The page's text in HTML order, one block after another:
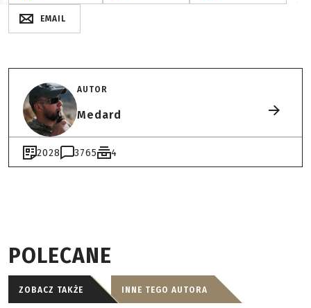
EMAIL
AUTOR
Medard
2028 3765 4
POLECANE
ZOBACZ TAKŻE INNE TEGO AUTORA